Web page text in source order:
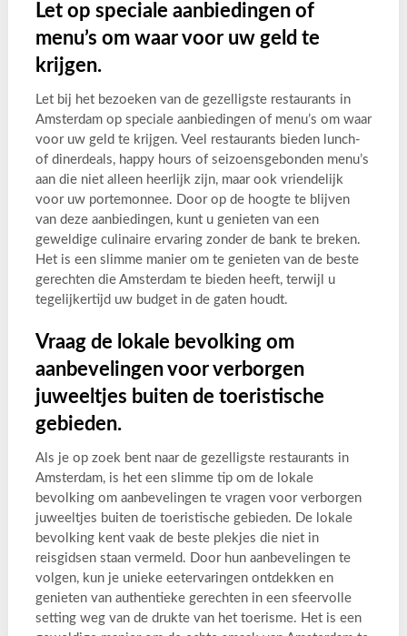
Let op speciale aanbiedingen of
menu’s om waar voor uw geld te
krijgen.
Let bij het bezoeken van de gezelligste restaurants in
Amsterdam op speciale aanbiedingen of menu’s om waar
voor uw geld te krijgen. Veel restaurants bieden lunch-
of dinerdeals, happy hours of seizoensgebonden menu’s
aan die niet alleen heerlijk zijn, maar ook vriendelijk
voor uw portemonnee. Door op de hoogte te blijven
van deze aanbiedingen, kunt u genieten van een
geweldige culinaire ervaring zonder de bank te breken.
Het is een slimme manier om te genieten van de beste
gerechten die Amsterdam te bieden heeft, terwijl u
tegelijkertijd uw budget in de gaten houdt.
Vraag de lokale bevolking om
aanbevelingen voor verborgen
juweeltjes buiten de toeristische
gebieden.
Als je op zoek bent naar de gezelligste restaurants in
Amsterdam, is het een slimme tip om de lokale
bevolking om aanbevelingen te vragen voor verborgen
juweeltjes buiten de toeristische gebieden. De lokale
bevolking kent vaak de beste plekjes die niet in
reisgidsen staan vermeld. Door hun aanbevelingen te
volgen, kun je unieke eetervaringen ontdekken en
genieten van authentieke gerechten in een sfeervolle
setting weg van de drukte van het toerisme. Het is een